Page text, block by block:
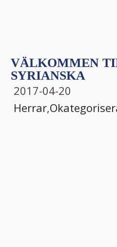
VÄLKOMMEN
SYRIANSKA
2017-04-20
Herrar,